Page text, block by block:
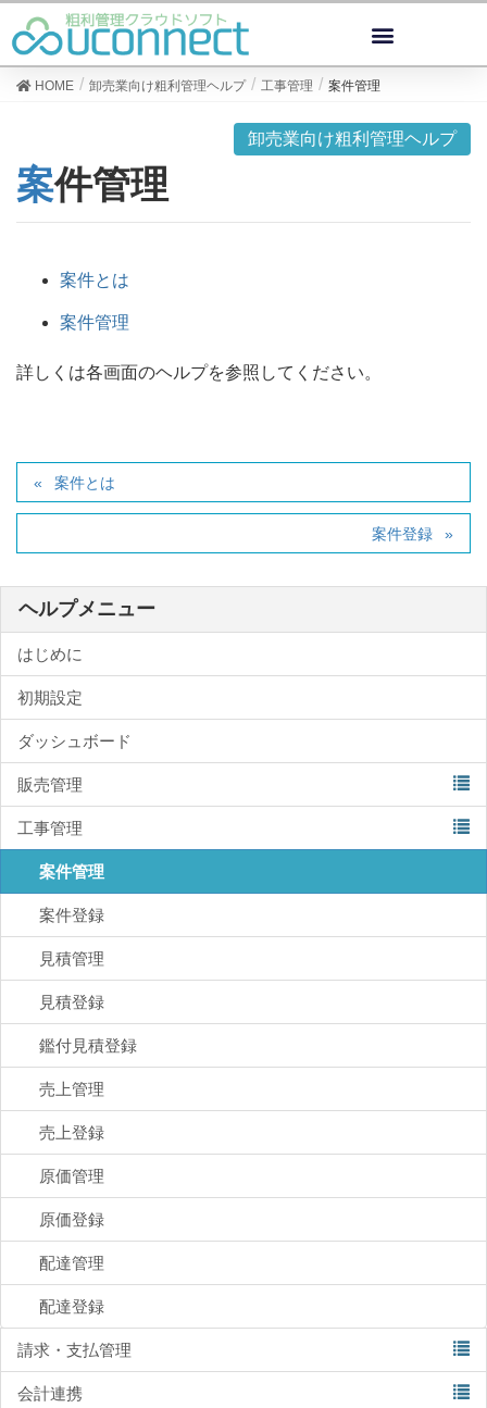
HOME 卸売業向け粗利管理ヘルプ 工事管理 案件管理
卸売業向け粗利管理ヘルプ
案件管理
案件とは
案件管理
詳しくは各画面のヘルプを参照してください。
案件とは
案件登録
ヘルプメニュー
はじめに
初期設定
ダッシュボード
販売管理
工事管理
案件管理
案件登録
見積管理
見積登録
鑑付見積登録
売上管理
売上登録
原価管理
原価登録
配達管理
配達登録
請求・支払管理
会計連携